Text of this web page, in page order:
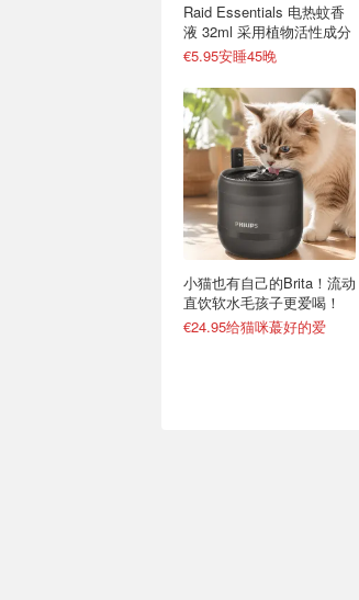
Raid Essentials 电热蚊香
液 32ml 采用植物活性成分
€5.95安睡45晚
小猫也有自己的Brita！流动
直饮软水毛孩子更爱喝！
€24.95给猫咪蕞好的爱